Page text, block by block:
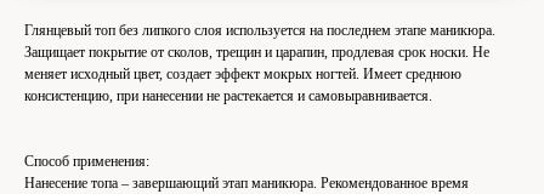
Глянцевый топ без липкого слоя используется на последнем этапе маникюра.
Защищает покрытие от сколов, трещин и царапин, продлевая срок носки. Не
меняет исходный цвет, создает эффект мокрых ногтей. Имеет среднюю
консистенцию, при нанесении не растекается и самовыравнивается.
Способ применения:
Нанесение топа – завершающий этап маникюра. Рекомендованное время